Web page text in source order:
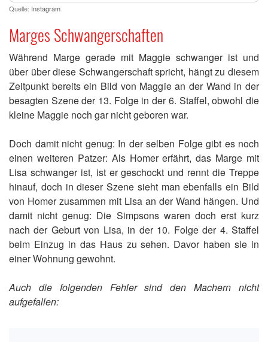
Quelle: Instagram
Marges Schwangerschaften
Während Marge gerade mit Maggie schwanger ist und
über über diese Schwangerschaft spricht, hängt zu diesem
Zeitpunkt bereits ein Bild von Maggie an der Wand in der
besagten Szene der 13. Folge in der 6. Staffel, obwohl die
kleine Maggie noch gar nicht geboren war.
Doch damit nicht genug: In der selben Folge gibt es noch
einen weiteren Patzer: Als Homer erfährt, das Marge mit
Lisa schwanger ist, ist er geschockt und rennt die Treppe
hinauf, doch in dieser Szene sieht man ebenfalls ein Bild
von Homer zusammen mit Lisa an der Wand hängen. Und
damit nicht genug: Die Simpsons waren doch erst kurz
nach der Geburt von Lisa, in der 10. Folge der 4. Staffel
beim Einzug in das Haus zu sehen. Davor haben sie in
einer Wohnung gewohnt.
Auch die folgenden Fehler sind den Machern nicht
aufgefallen: